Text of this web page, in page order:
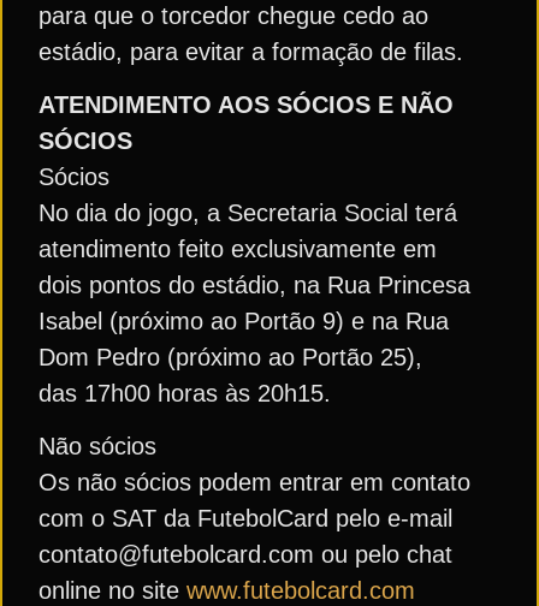
para que o torcedor chegue cedo ao
estádio, para evitar a formação de filas.
ATENDIMENTO AOS SÓCIOS E NÃO
SÓCIOS
Sócios
No dia do jogo, a Secretaria Social terá
atendimento feito exclusivamente em
dois pontos do estádio, na Rua Princesa
Isabel (próximo ao Portão 9) e na Rua
Dom Pedro (próximo ao Portão 25),
das 17h00 horas às 20h15.
Não sócios
Os não sócios podem entrar em contato
com o SAT da FutebolCard pelo e-mail
contato@futebolcard.com ou pelo chat
online no site www.futebolcard.com